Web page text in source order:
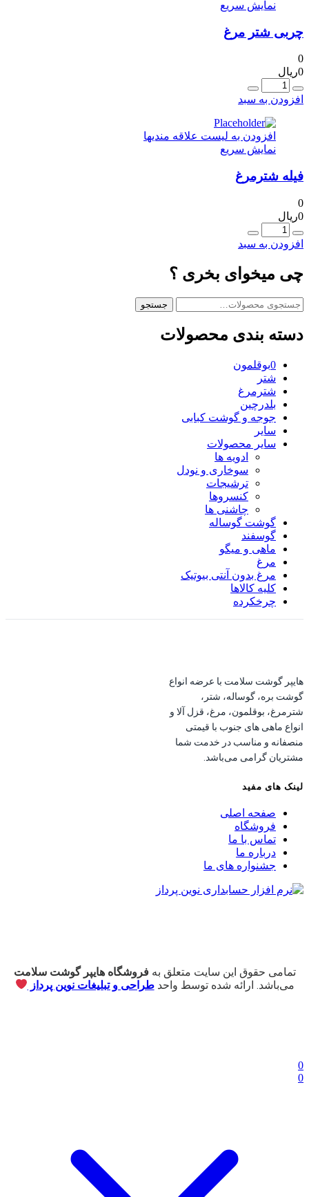
نمایش سریع
چربی شتر مرغ
ریال
تعداد
افزودن به سبد
افزودن به لیست علاقه مندیها
نمایش سریع
فیله شترمرغ
ریال
تعداد
افزودن به سبد
چی میخوای بخری ؟
جستجو
جستجو
دسته بندی محصولات
شتر
شترمرغ
بلدرچین
جوجه و گوشت کبابی
سایر
سایر محصولات
ادویه ها
سوخاری و نودل
ترشیجات
کنسروها
چاشنی ها
گوشت گوساله
گوسفند
ماهی و میگو
مرغ
مرغ بدون آنتی بیوتیک
کلیه کالاها
چرخکرده
هایپر گوشت سلامت با عرضه انواع
گوشت بره، گوساله، شتر،
شترمرغ، بوقلمون، مرغ، قزل آلا و
انواع ماهی های جنوب با قیمتی
منصفانه و مناسب در خدمت شما
مشتریان گرامی می‌باشد.
لینک های مفید
صفحه اصلی
فروشگاه
تماس با ما
درباره ما
جشنواره های ما
تمامی حقوق این سایت متعلق بهفروشگاه هایپر گوشت سلامت
می‌باشد. ارائه شده توسط واحدطراحی و تبلیغات نوین پرداز